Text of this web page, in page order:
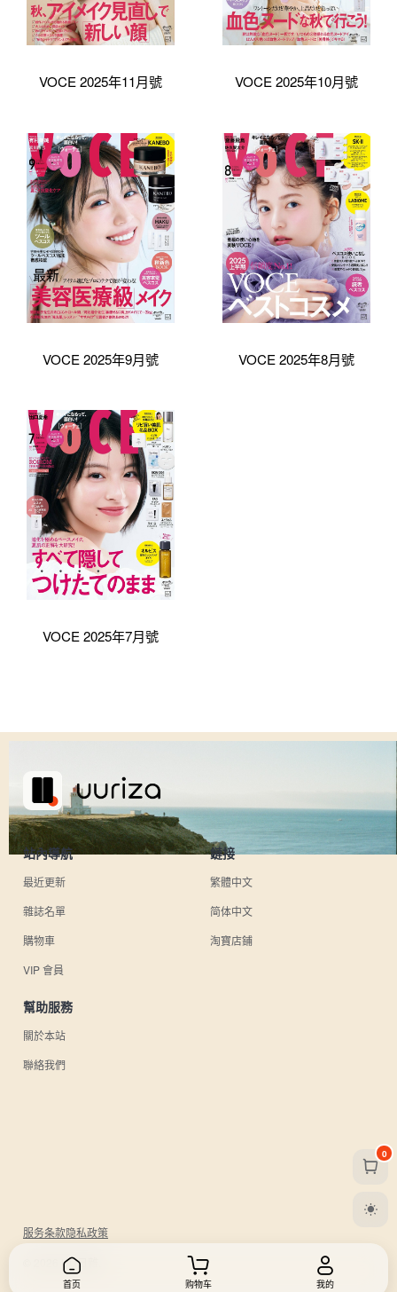
VOCE 2025年11月號 VOCE 2025年10月號
VOCE 2025年9月號 VOCE 2025年8月號
VOCE 2025年7月號
站內導航
最近更新
雜誌名單
購物車
VIP 會員
鏈接
繁體中文
简体中文
淘寶店鋪
幫助服務
關於本站
聯絡我們
服务条款隐私政策
© 2026 UU日雜.
0
首页 购物车 我的